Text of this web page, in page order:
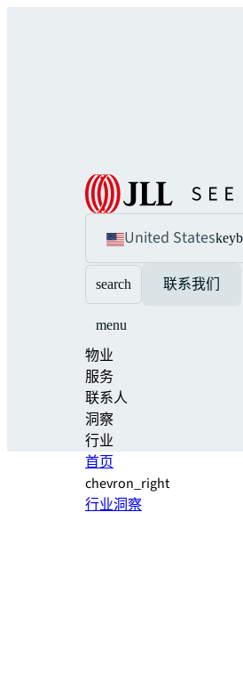
United States
search 联系我们
menu
物业
服务
联系人
洞察
行业
首页
chevron_right
行业洞察